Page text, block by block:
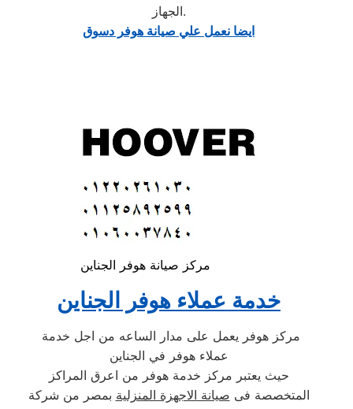
الجهاز.
ايضا نعمل علي صيانة هوفر دسوق
مركز صيانة هوفر الجناين
خدمة عملاء هوفر الجناين
عملاء هوفر في الجناين
حيث يعتبر مركز خدمة هوفر من اعرق المراكز
المتخصصة فى صيانة الاجهزة المنزلية بمصر من شركة